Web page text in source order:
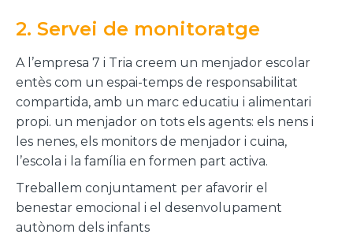
2. Servei de monitoratge
A l’empresa 7 i Tria creem un menjador escolar
entès com un espai-temps de responsabilitat
compartida, amb un marc educatiu i alimentari
propi. un menjador on tots els agents: els nens i
les nenes, els monitors de menjador i cuina,
l’escola i la família en formen part activa.
Treballem conjuntament per afavorir el
benestar emocional i el desenvolupament
autònom dels infants